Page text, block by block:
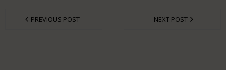
PREVIOUS POST NEXT POST